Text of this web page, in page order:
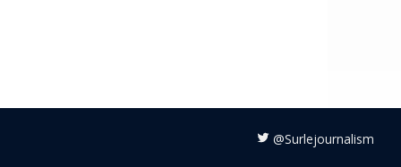
@Surlejournalism